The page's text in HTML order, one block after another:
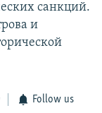
санкций.
и
Follow us